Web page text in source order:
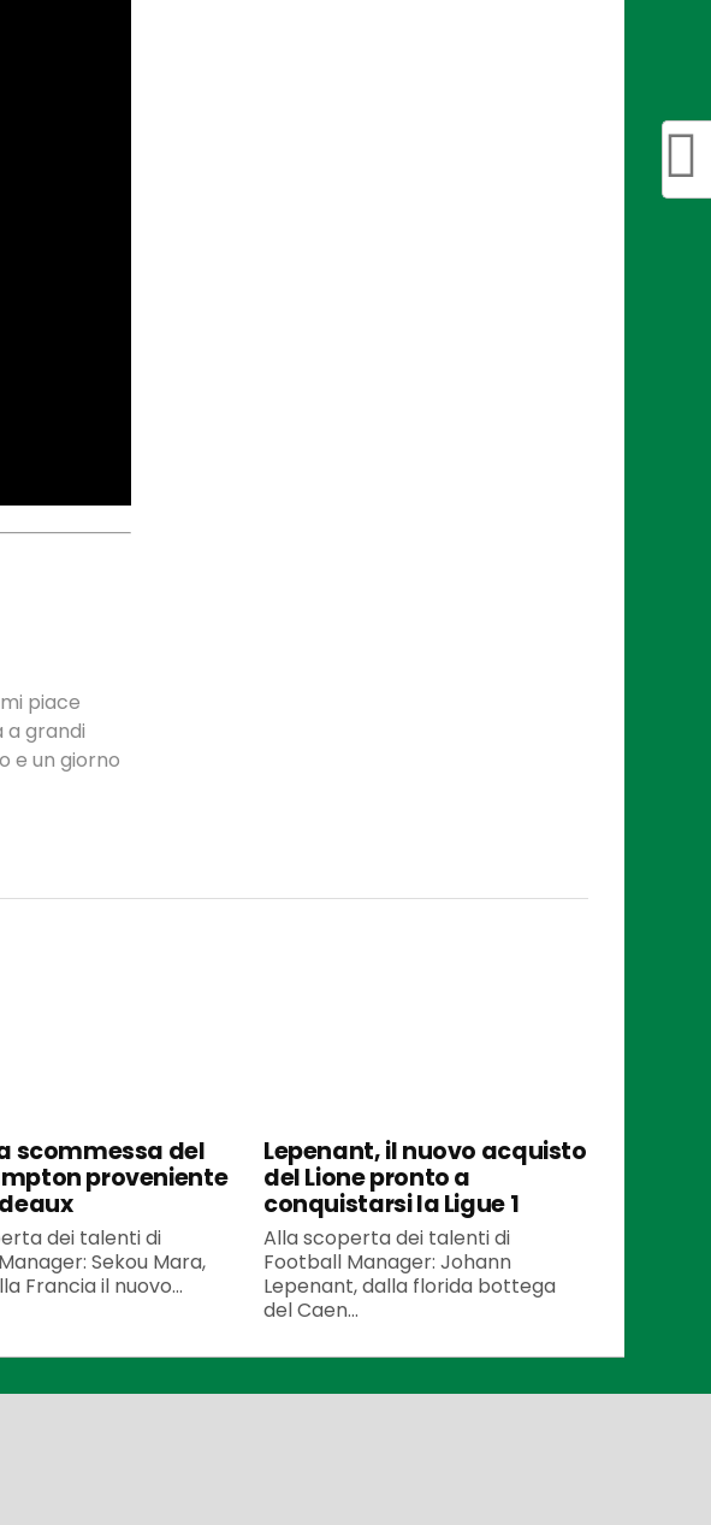
piace
a grandi
e un giorno
scommessa del
proveniente
dei talenti di
Sekou Mara,
Francia il nuovo...
Lepenant, il nuovo acquisto
del Lione pronto a
conquistarsi la Ligue 1
Alla scoperta dei talenti di
Football Manager: Johann
Lepenant, dalla florida bottega
del Caen...